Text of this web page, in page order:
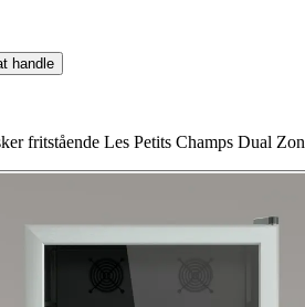
handle
fritstående Les Petits Champs Dual